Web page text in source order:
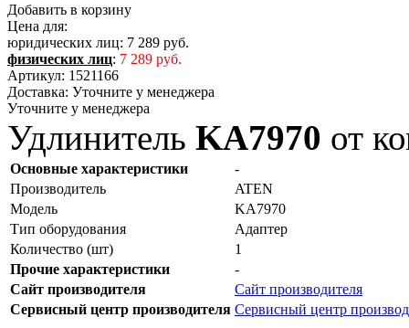
Добавить в корзину
Цена для:
юридических лиц: 7 289 руб.
физических лиц: 7 289 руб.
Артикул: 1521166
Доставка: Уточните у менеджера
Уточните у менеджера
Удлинитель KA7970 от
Основные характеристики
-
Производитель
ATEN
Модель
KA7970
Тип оборудования
Адаптер
Количество (шт)
1
Прочие характеристики
-
Сайт производителя
Сайт производителя
Сервисный центр производителя Сервисный центр